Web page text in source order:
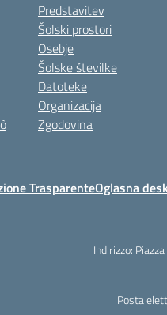
Predstavitev
Šolski prostori
Osebje
Šolske številke
Datoteke
Organizacija
Zgodovina
TrasparenteOglasna
Indirizzo:
Posta